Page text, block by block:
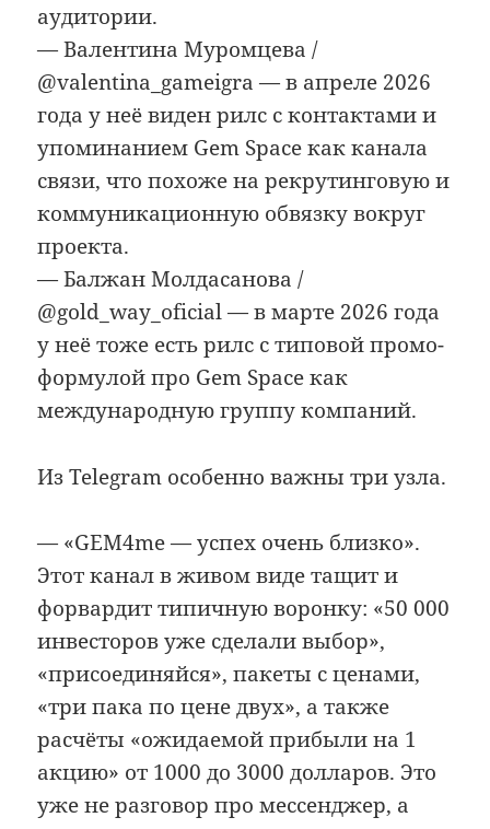
аудитории.
— Валентина Муромцева /
@valentina_gameigra — в апреле 2026
года у неё виден рилс с контактами и
упоминанием Gem Space как канала
связи, что похоже на рекрутинговую и
коммуникационную обвязку вокруг
проекта.
— Балжан Молдасанова /
@gold_way_oficial — в марте 2026 года
у неё тоже есть рилс с типовой промо-
формулой про Gem Space как
международную группу компаний.
Из Telegram особенно важны три узла.
— «GEM4me — успех очень близко».
Этот канал в живом виде тащит и
форвардит типичную воронку: «50 000
инвесторов уже сделали выбор»,
«присоединяйся», пакеты с ценами,
«три пака по цене двух», а также
расчёты «ожидаемой прибыли на 1
акцию» от 1000 до 3000 долларов. Это
уже не разговор про мессенджер, а